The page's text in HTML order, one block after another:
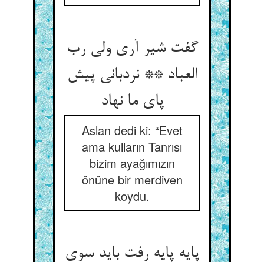
گفت شیر آری ولی رب
العباد ** نردبانی پیش
پای ما نهاد
Aslan dedi ki: “Evet
ama kulların Tanrısı
bizim ayağımızın
önüne bir merdiven
koydu.
پایه پایه رفت باید سوی